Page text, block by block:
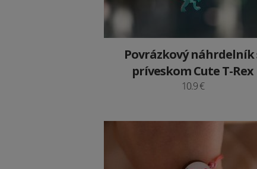
Povrázkový náhrdelník
príveskom Cute T-Rex
10.9 €